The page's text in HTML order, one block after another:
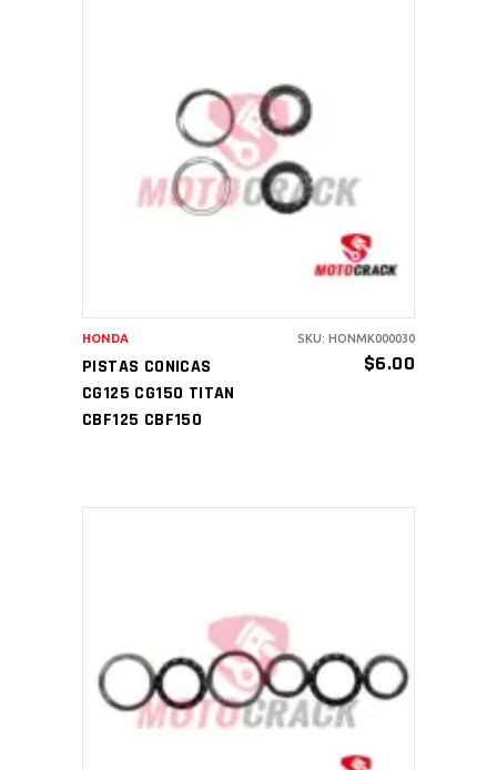
AÑADIR AL CARRITO
PISTAS CONICAS
CG125 CG150 TITAN
CBF125 CBF150
$6.00
HONDA SKU: HONMK000030
AÑADIR AL CARRITO